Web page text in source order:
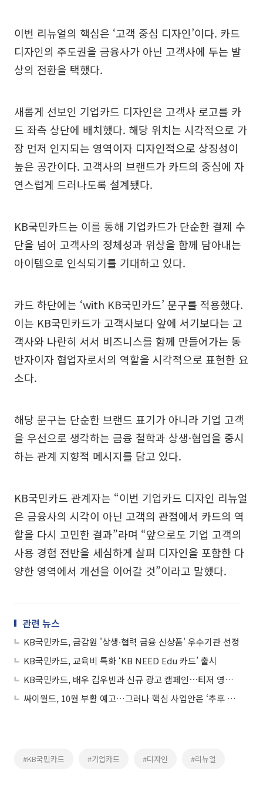
이번 리뉴얼의 핵심은 ‘고객 중심 디자인’이다. 카드
디자인의 주도권을 금융사가 아닌 고객사에 두는 발
상의 전환을 택했다.
새롭게 선보인 기업카드 디자인은 고객사 로고를 카
드 좌측 상단에 배치했다. 해당 위치는 시각적으로 가
장 먼저 인지되는 영역이자 디자인적으로 상징성이
높은 공간이다. 고객사의 브랜드가 카드의 중심에 자
연스럽게 드러나도록 설계됐다.
KB국민카드는 이를 통해 기업카드가 단순한 결제 수
단을 넘어 고객사의 정체성과 위상을 함께 담아내는
아이템으로 인식되기를 기대하고 있다.
카드 하단에는 ‘with KB국민카드’ 문구를 적용했다.
이는 KB국민카드가 고객사보다 앞에 서기보다는 고
객사와 나란히 서서 비즈니스를 함께 만들어가는 동
반자이자 협업자로서의 역할을 시각적으로 표현한 요
소다.
해당 문구는 단순한 브랜드 표기가 아니라 기업 고객
을 우선으로 생각하는 금융 철학과 상생·협업을 중시
하는 관계 지향적 메시지를 담고 있다.
KB국민카드 관계자는 “이번 기업카드 디자인 리뉴얼
은 금융사의 시각이 아닌 고객의 관점에서 카드의 역
할을 다시 고민한 결과”라며 “앞으로도 기업 고객의
사용 경험 전반을 세심하게 살펴 디자인을 포함한 다
양한 영역에서 개선을 이어갈 것”이라고 말했다.
관련 뉴스
KB국민카드, 금감원 '상생∙협력 금융 신상품' 우수기관 선정
KB국민카드, 교육비 특화 ‘KB NEED Edu 카드’ 출시
KB국민카드, 배우 김우빈과 신규 광고 캠페인⋯티저 영상 공개
싸이월드, 10월 부활 예고…그러나 핵심 사업안은 ‘추후 공개’
#KB국민카드 #기업카드 #디자인 #리뉴얼